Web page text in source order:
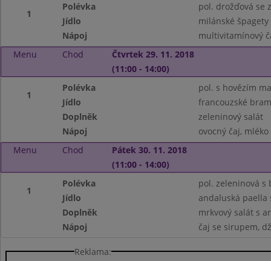
1
Polévka
pol. drožďová se
Jídlo
milánské
Nápoj
multivitamínový
Menu
Chod
Čtvrtek 29. 11. 2018
(11:00 - 14:00)
1
Polévka
pol. s hovězím
Jídlo
francouzské
Doplněk
zeleninový salát
Nápoj
ovocný čaj, mléko
Menu
Chod
Pátek 30. 11. 2018
(11:00 - 14:00)
1
Polévka
pol. zeleninová s
Jídlo
andaluská paella
Doplněk
mrkvový salát s
Nápoj
čaj se sirupem,
Reklama: